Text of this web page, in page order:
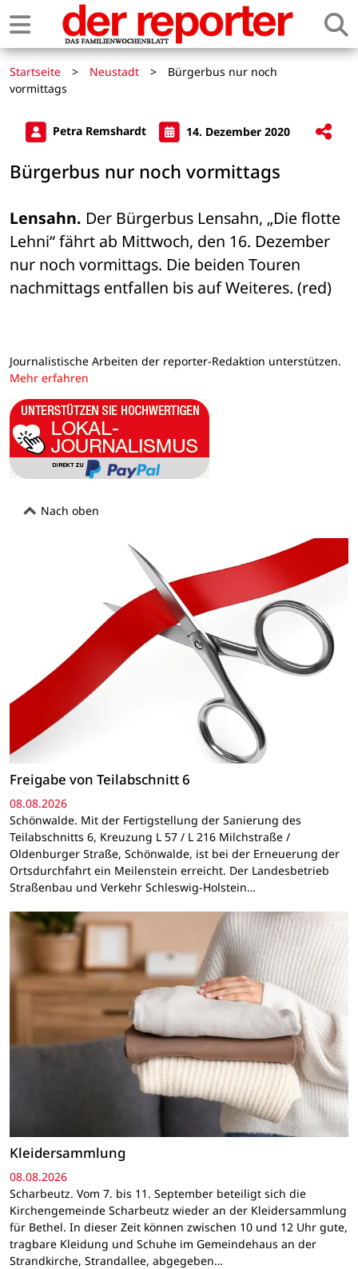
Startseite > Neustadt >
Bürgerbus nur noch
vormittags
Petra Remshardt 14. Dezember 2020
Bürgerbus nur noch vormittags
Lensahn. Der Bürgerbus Lensahn, „Die flotte
Lehni“ fährt ab Mittwoch, den 16. Dezember
nur noch vormittags. Die beiden Touren
nachmittags entfallen bis auf Weiteres. (red)
Journalistische Arbeiten der reporter-Redaktion unterstützen.
Mehr erfahren
Nach oben
Freigabe von Teilabschnitt 6
08.08.2026
Schönwalde. Mit der Fertigstellung der Sanierung des
Teilabschnitts 6, Kreuzung L 57 / L 216 Milchstraße /
Oldenburger Straße, Schönwalde, ist bei der Erneuerung der
Ortsdurchfahrt ein Meilenstein erreicht. Der Landesbetrieb
Straßenbau und Verkehr Schleswig-Holstein…
Kleidersammlung
08.08.2026
Scharbeutz. Vom 7. bis 11. September beteiligt sich die
Kirchengemeinde Scharbeutz wieder an der Kleidersammlung
für Bethel. In dieser Zeit können zwischen 10 und 12 Uhr gute,
tragbare Kleidung und Schuhe im Gemeindehaus an der
Strandkirche, Strandallee, abgegeben…